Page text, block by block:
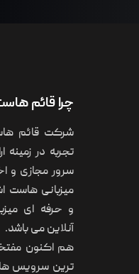
چرا قائم
تجربه در زمینه
سرور مجازی و
میزبانی هاست
و حرفه ای
آنلاین می باشد.
هم اکنون
ترین سرویس ها